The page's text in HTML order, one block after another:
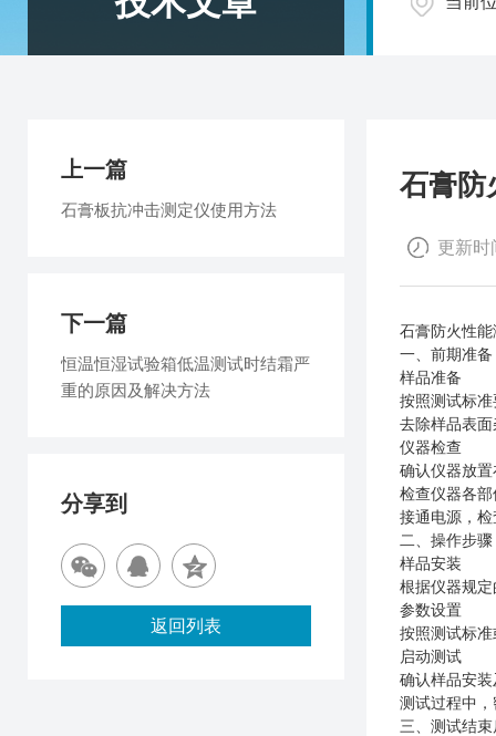
石膏防
更新时
石膏防火性
一、前期准备
样品准备
按照测试标
去除样品表
仪器检查
确认仪器放
检查仪器各
接通电源，
二、操作步骤
样品安装
根据仪器规
参数设置
按照测试标
启动测试
确认样品安
测试过程中
三、测试结
上一篇
石膏板抗冲击测定仪使用方法
下一篇
恒温恒湿试验箱低温测试时结霜严
重的原因及解决方法
分享到
返回列表